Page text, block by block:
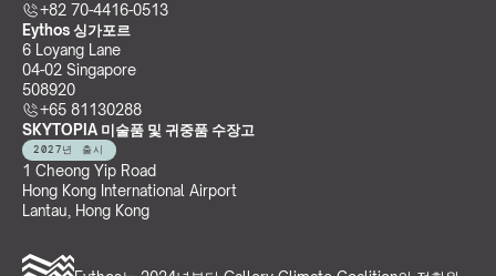
+82 70-4416-0513
Eythos 싱가포르
6 Loyang Lane
04-02 Singapore
508920
+65 81130288
SKYTOPIA 미술품 및 귀중품 수장고
2027년 출시
1 Cheong Yip Road
Hong Kong International Airport
Lantau, Hong Kong